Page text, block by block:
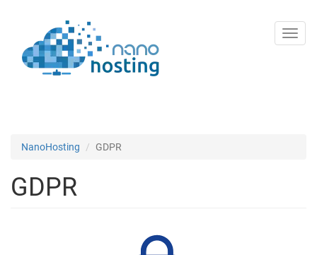
contenuto
principale
NanoHosting GDPR
GDPR